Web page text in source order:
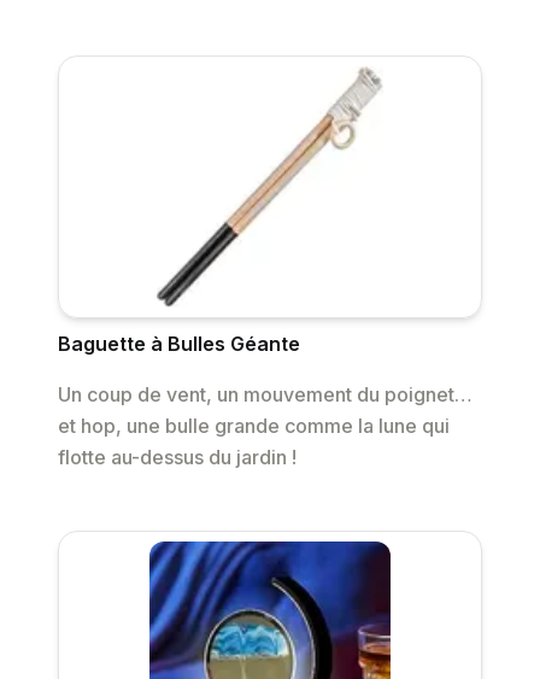
Baguette à Bulles Géante
Un coup de vent, un mouvement du poignet…
et hop, une bulle grande comme la lune qui
flotte au-dessus du jardin !